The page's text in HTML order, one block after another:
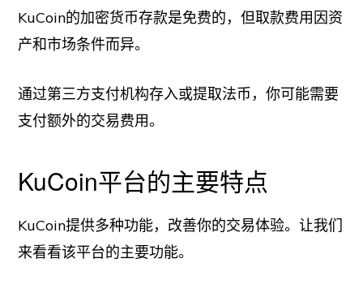
KuCoin的加密货币存款是免费的，但取款费用因资
产和市场条件而异。
通过第三方支付机构存入或提取法币，你可能需要
支付额外的交易费用。
KuCoin平台的主要特点
KuCoin提供多种功能，改善你的交易体验。让我们
来看看该平台的主要功能。